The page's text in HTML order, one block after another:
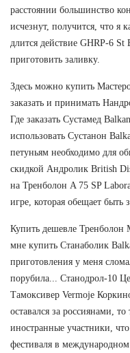
расстоянии большинство
исчезнут, получится, что я
длится действие GHRP-6
приготовить заливку.
Здесь можно купить
заказать и принимать
Где заказать Сустамед
использовать Сустанон
петуньям необходимо для
скидкой Андролик British
на Тренболон A 75 SP
игре, которая обещает быть
Купить дешевле Тренболон
мне купить Станаболик
приготовления у меня
порубила... Станодрол-10
Тамоксивер Vermoje
оставался за россиянами,
иностранные участники,
фестиваля в